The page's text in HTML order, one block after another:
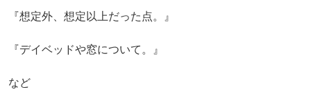
『想定外、想定以上だった点。』
『デイベッドや窓について。』
など